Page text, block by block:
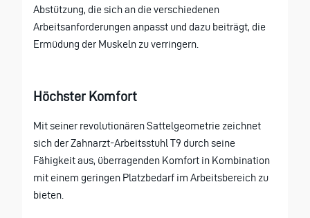
Abstützung, die sich an die verschiedenen
Arbeitsanforderungen anpasst und dazu beiträgt, die
Ermüdung der Muskeln zu verringern.
Höchster Komfort
Mit seiner revolutionären Sattelgeometrie zeichnet
sich der Zahnarzt-Arbeitsstuhl T9 durch seine
Fähigkeit aus, überragenden Komfort in Kombination
mit einem geringen Platzbedarf im Arbeitsbereich zu
bieten.